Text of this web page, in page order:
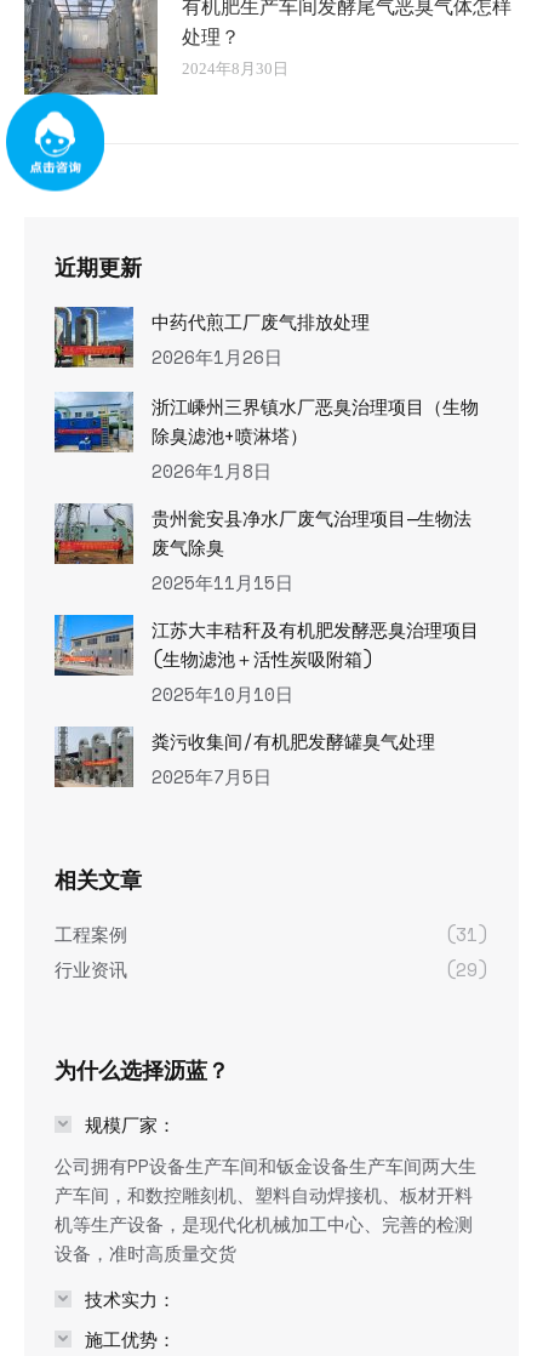
有机肥生产车间发酵尾气恶臭气体怎样
处理？
2024年8月30日
近期更新
中药代煎工厂废气排放处理
2026年1月26日
浙江嵊州三界镇水厂恶臭治理项目（生物
除臭滤池+喷淋塔）
2026年1月8日
贵州瓮安县净水厂废气治理项目—生物法
废气除臭
2025年11月15日
江苏大丰秸秆及有机肥发酵恶臭治理项目
(生物滤池＋活性炭吸附箱)
2025年10月10日
粪污收集间/有机肥发酵罐臭气处理
2025年7月5日
相关文章
工程案例
(31)
行业资讯
(29)
为什么选择沥蓝？
规模厂家：
公司拥有PP设备生产车间和钣金设备生产车间两大生
产车间，和数控雕刻机、塑料自动焊接机、板材开料
机等生产设备，是现代化机械加工中心、完善的检测
设备，准时高质量交货
技术实力：
施工优势：